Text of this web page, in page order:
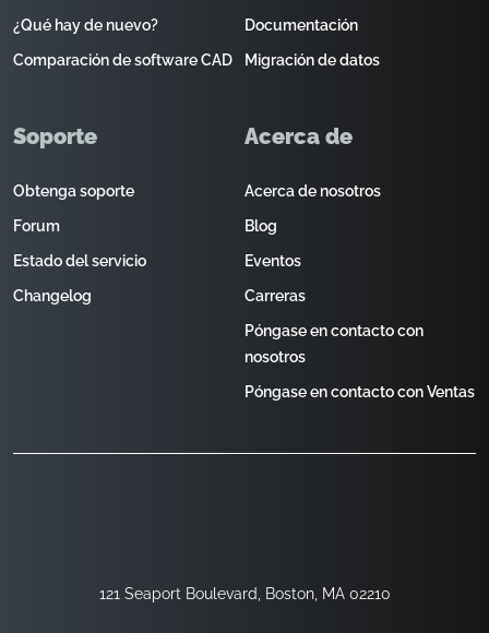
121 Seaport Boulevard, Boston, MA 02210
¿Qué hay de nuevo?
Comparación de software CAD
Documentación
Migración de datos
Soporte
Obtenga soporte
Forum
Estado del servicio
Changelog
Acerca de
Acerca de nosotros
Blog
Eventos
Carreras
Póngase en contacto con
nosotros
Póngase en contacto con Ventas